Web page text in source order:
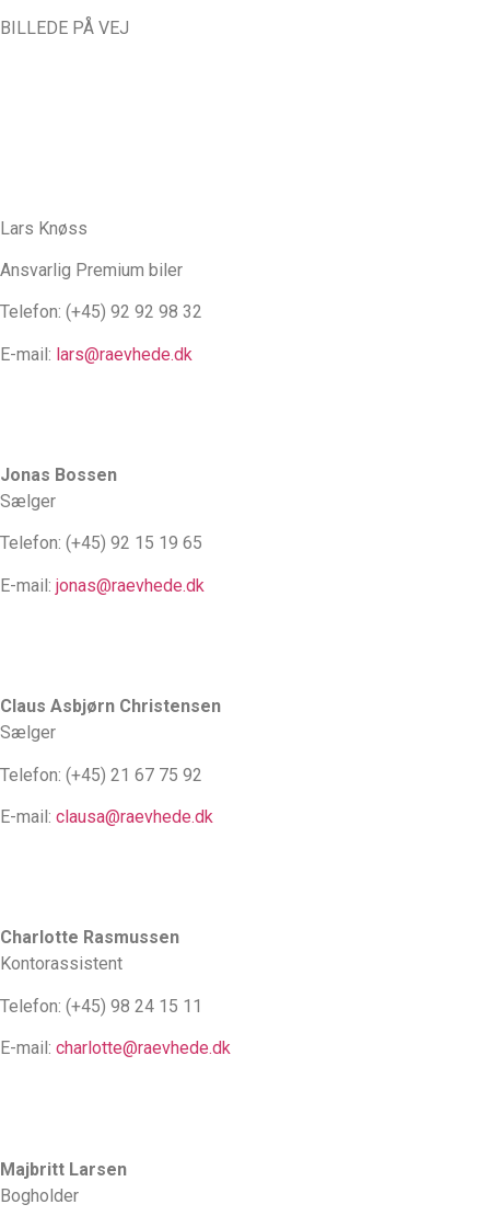
BILLEDE PÅ VEJ
Lars Knøss
Ansvarlig Premium biler
Telefon: (+45) 92 92 98 32
E-mail: lars@raevhede.dk
Jonas Bossen
Sælger
Telefon: (+45) 92 15 19 65
E-mail: jonas@raevhede.dk
Claus Asbjørn Christensen
Sælger
Telefon: (+45) 21 67 75 92
E-mail: clausa@raevhede.dk
Charlotte Rasmussen
Kontorassistent
Telefon: (+45) 98 24 15 11
E-mail: charlotte@raevhede.dk
Majbritt Larsen
Bogholder